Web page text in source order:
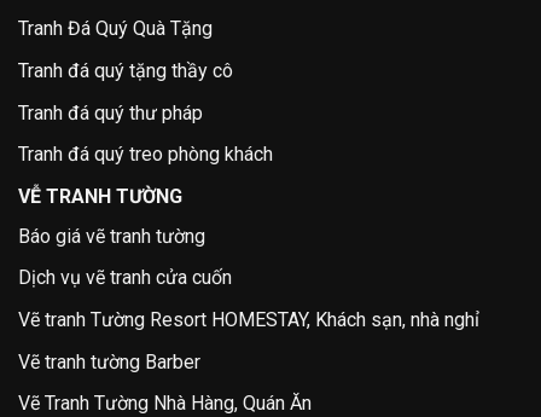
Tranh Đá Quý Quà Tặng
Tranh đá quý tặng thầy cô
Tranh đá quý thư pháp
Tranh đá quý treo phòng khách
VỄ TRANH TƯỜNG
Báo giá vẽ tranh tường
Dịch vụ vẽ tranh cửa cuốn
Vẽ tranh Tường Resort HOMESTAY, Khách sạn, nhà nghỉ
Vẽ tranh tường Barber
Vẽ Tranh Tường Nhà Hàng, Quán Ăn